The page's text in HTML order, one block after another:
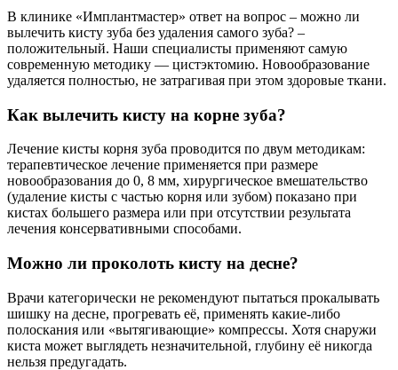
В клинике «Имплантмастер» ответ на вопрос – можно ли
вылечить кисту зуба без удаления самого зуба? –
положительный. Наши специалисты применяют самую
современную методику — цистэктомию. Новообразование
удаляется полностью, не затрагивая при этом здоровые ткани.
Как вылечить кисту на корне зуба?
Лечение кисты корня зуба проводится по двум методикам:
терапевтическое лечение применяется при размере
новообразования до 0, 8 мм, хирургическое вмешательство
(удаление кисты с частью корня или зубом) показано при
кистах большего размера или при отсутствии результата
лечения консервативными способами.
Можно ли проколоть кисту на десне?
Врачи категорически не рекомендуют пытаться прокалывать
шишку на десне, прогревать её, применять какие-либо
полоскания или «вытягивающие» компрессы. Хотя снаружи
киста может выглядеть незначительной, глубину её никогда
нельзя предугадать.